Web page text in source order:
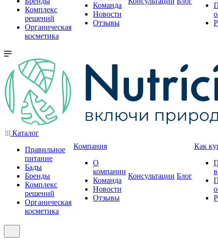
Комплекс
решений
Органическая
косметика
Команда
Новости
Отзывы
Каталог
Правильное
питание
Бады
Бренды
Комплекс
решений
Органическая
косметика
Компания
О
компании
Команда
Новости
Отзывы
Консультации Блог
Как